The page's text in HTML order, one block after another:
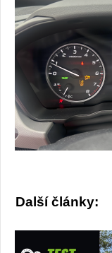
Další články: